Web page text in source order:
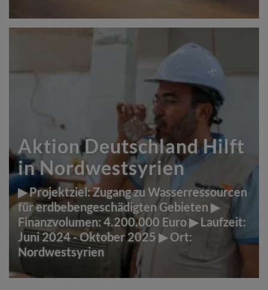
Aktion Deutschland Hilft
in Nordwestsyrien
▶ Projektziel: Zugang zu Wasserressourcen
für erdbebengeschädigten Gebieten ▶
Finanzvolumen: 4.200.000 Euro ▶ Laufzeit:
Juni 2024 - Oktober 2025 ▶ Ort:
Nordwestsyrien